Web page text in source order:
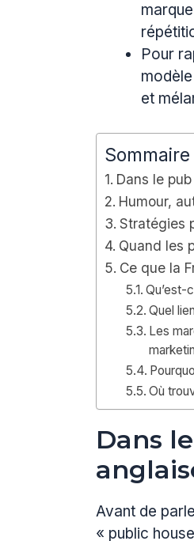
Pour
et
Sommaire
Dans le
Humour,
Stratégies
Quand les
Ce que la
Qu’est-
Quel
Les
Où
Dans
Avant de
« public